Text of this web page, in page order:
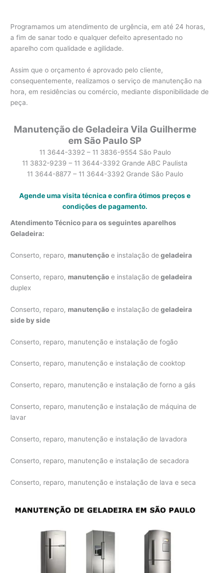
Programamos um atendimento de urgência, em até 24 horas,
a fim de sanar todo e qualquer defeito apresentado no
aparelho com qualidade e agilidade.
Assim que o orçamento é aprovado pelo cliente,
consequentemente, realizamos o serviço de manutenção na
hora, em residências ou comércio, mediante disponibilidade de
peça.
Manutenção de Geladeira Vila Guilherme
em São Paulo SP
11 3644-3392 – 11 3836-9554 São Paulo
11 3832-9239 – 11 3644-3392 Grande ABC Paulista
11 3644-8877 – 11 3644-3392 Grande São Paulo
Agende uma visita técnica e confira ótimos preços e
condições de pagamento.
Atendimento Técnico para os seguintes aparelhos
Geladeira:
Conserto, reparo, manutenção e instalação de geladeira
Conserto, reparo, manutenção e instalação de geladeira
duplex
Conserto, reparo, manutenção e instalação de geladeira
side by side
Conserto, reparo, manutenção e instalação de fogão
Conserto, reparo, manutenção e instalação de cooktop
Conserto, reparo, manutenção e instalação de forno a gás
Conserto, reparo, manutenção e instalação de máquina de
lavar
Conserto, reparo, manutenção e instalação de lavadora
Conserto, reparo, manutenção e instalação de secadora
Conserto, reparo, manutenção e instalação de lava e seca